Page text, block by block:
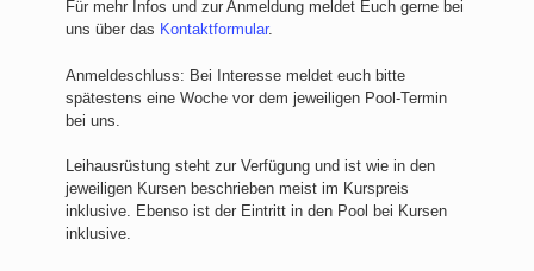
Für mehr Infos und zur Anmeldung meldet Euch gerne bei
uns über das Kontaktformular.
Anmeldeschluss: Bei Interesse meldet euch bitte
spätestens eine Woche vor dem jeweiligen Pool-Termin
bei uns.
Leihausrüstung steht zur Verfügung und ist wie in den
jeweiligen Kursen beschrieben meist im Kurspreis
inklusive. Ebenso ist der Eintritt in den Pool bei Kursen
inklusive.